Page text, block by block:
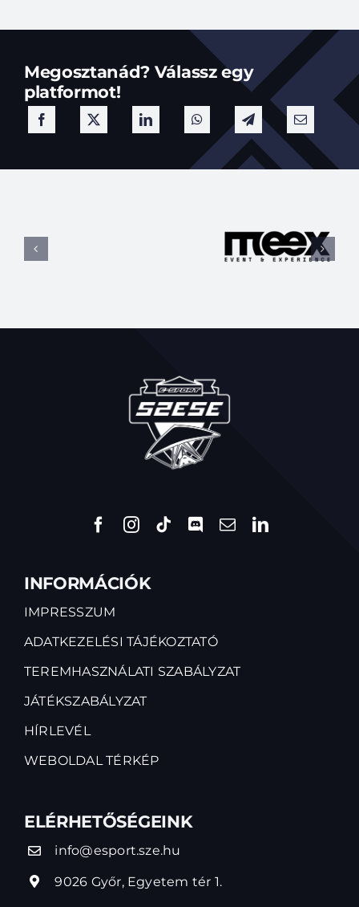
Megosztanád? Válassz egy
platformot!
INFORMÁCIÓK
IMPRESSZUM
ADATKEZELÉSI TÁJÉKOZTATÓ
TEREMHASZNÁLATI SZABÁLYZAT
JÁTÉKSZABÁLYZAT
HÍRLEVÉL
WEBOLDAL TÉRKÉP
ELÉRHETŐSÉGEINK
info@esport.sze.hu
9026 Győr, Egyetem tér 1.